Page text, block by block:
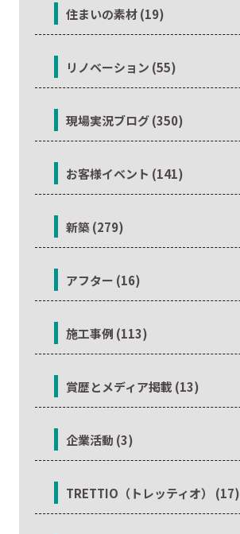
住まいの素材 (19)
リノベーション (55)
現場実況ブログ (350)
お客様イベント (141)
新築 (279)
アフター (16)
施工事例 (113)
賞歴とメディア掲載 (13)
企業活動 (3)
TRETTIO（トレッティオ） (17)